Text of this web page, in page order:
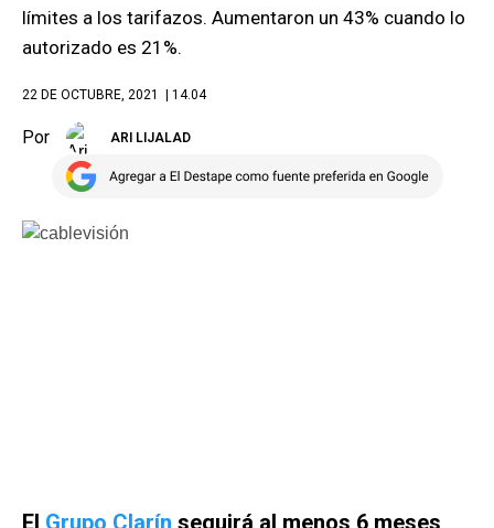
límites a los tarifazos. Aumentaron un 43% cuando lo
autorizado es 21%.
22 DE OCTUBRE, 2021 | 14.04
Por ARI LIJALAD
El Grupo Clarín seguirá al menos 6 meses